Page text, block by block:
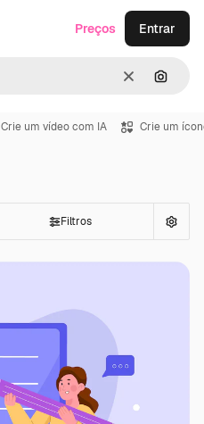
Limpar
Preços Entrar
Crie um vídeo com IA Crie um
Filtros